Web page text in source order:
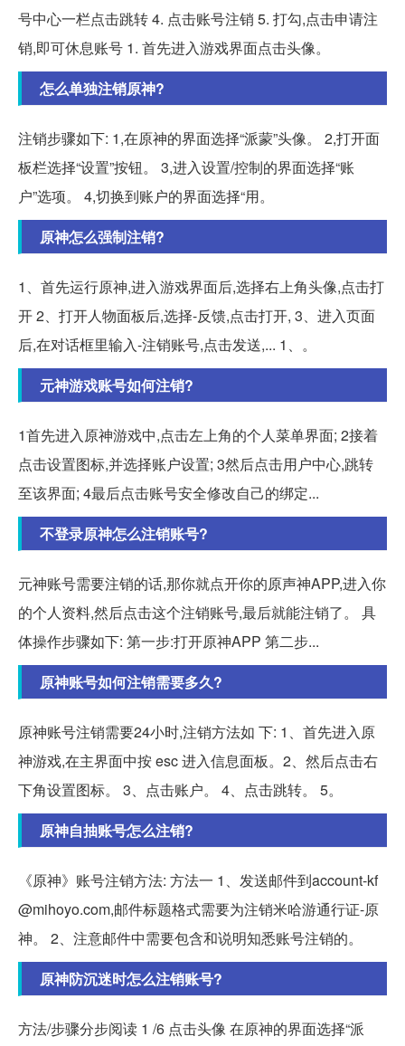
号中心一栏点击跳转 4. 点击账号注销 5. 打勾,点击申请注
销,即可休息账号 1. 首先进入游戏界面点击头像。
怎么单独注销原神?
注销步骤如下: 1,在原神的界面选择“派蒙”头像。 2,打开面
板栏选择“设置”按钮。 3,进入设置/控制的界面选择“账
户”选项。 4,切换到账户的界面选择“用。
原神怎么强制注销?
1、首先运行原神,进入游戏界面后,选择右上角头像,点击打
开 2、打开人物面板后,选择-反馈,点击打开, 3、进入页面
后,在对话框里输入-注销账号,点击发送,... 1、。
元神游戏账号如何注销?
1首先进入原神游戏中,点击左上角的个人菜单界面; 2接着
点击设置图标,并选择账户设置; 3然后点击用户中心,跳转
至该界面; 4最后点击账号安全修改自己的绑定...
不登录原神怎么注销账号?
元神账号需要注销的话,那你就点开你的原声神APP,进入你
的个人资料,然后点击这个注销账号,最后就能注销了。 具
体操作步骤如下: 第一步:打开原神APP 第二步...
原神账号如何注销需要多久?
原神账号注销需要24小时,注销方法如 下: 1、首先进入原
神游戏,在主界面中按 esc 进入信息面板。2、然后点击右
下角设置图标。 3、点击账户。 4、点击跳转。 5。
原神自抽账号怎么注销?
《原神》账号注销方法: 方法一 1、发送邮件到account-kf
@mihoyo.com,邮件标题格式需要为注销米哈游通行证-原
神。 2、注意邮件中需要包含和说明知悉账号注销的。
原神防沉迷时怎么注销账号?
方法/步骤分步阅读 1 /6 点击头像 在原神的界面选择“派